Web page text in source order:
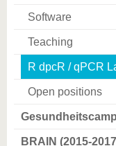
Software
Teaching
R dpcR / qPCR
Open positions
BRAIN (2015-